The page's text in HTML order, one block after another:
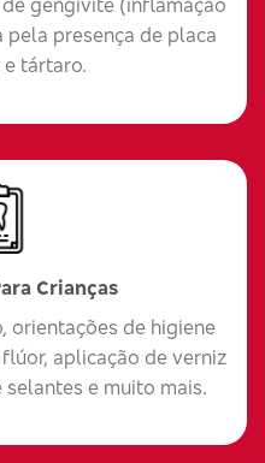
presença de placa
tártaro.
Crianças
orientações de higiene
aplicação de verniz
e muito mais.